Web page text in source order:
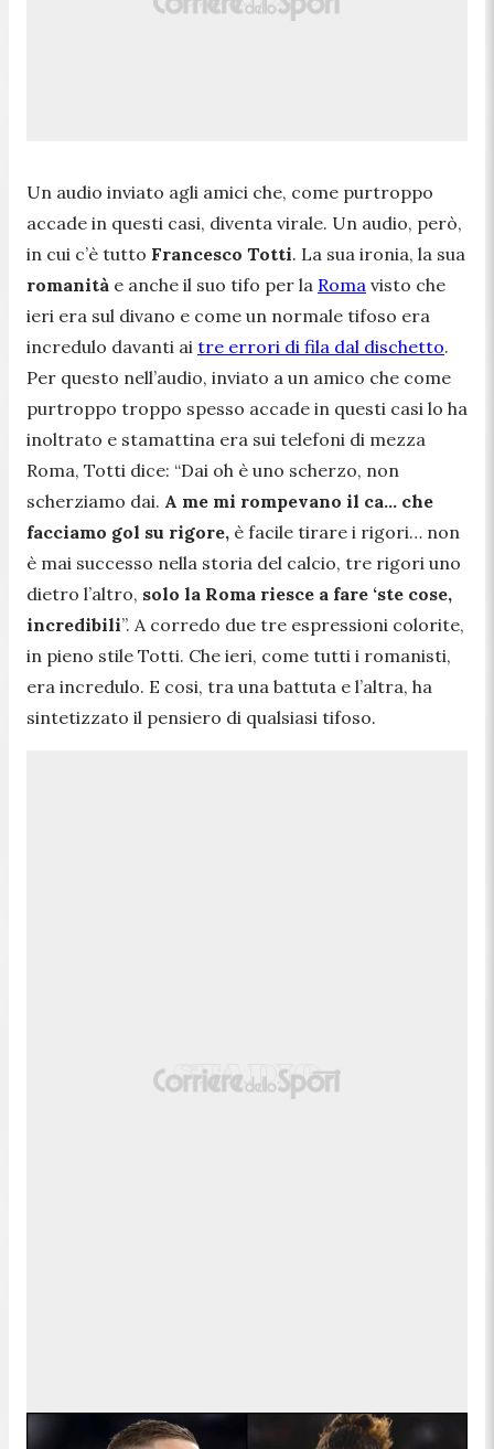
Un audio inviato agli amici che, come purtroppo
accade in questi casi, diventa virale. Un audio, però,
in cui c’è tutto Francesco Totti. La sua ironia, la sua
romanità e anche il suo tifo per la Roma visto che
ieri era sul divano e come un normale tifoso era
incredulo davanti ai tre errori di fila dal dischetto.
Per questo nell’audio, inviato a un amico che come
purtroppo troppo spesso accade in questi casi lo ha
inoltrato e stamattina era sui telefoni di mezza
Roma, Totti dice: “Dai oh è uno scherzo, non
scherziamo dai. A me mi rompevano il ca… che
facciamo gol su rigore, è facile tirare i rigori… non
è mai successo nella storia del calcio, tre rigori uno
dietro l’altro, solo la Roma riesce a fare ‘ste cose,
incredibili”. A corredo due tre espressioni colorite,
in pieno stile Totti. Che ieri, come tutti i romanisti,
era incredulo. E cosi, tra una battuta e l’altra, ha
sintetizzato il pensiero di qualsiasi tifoso.